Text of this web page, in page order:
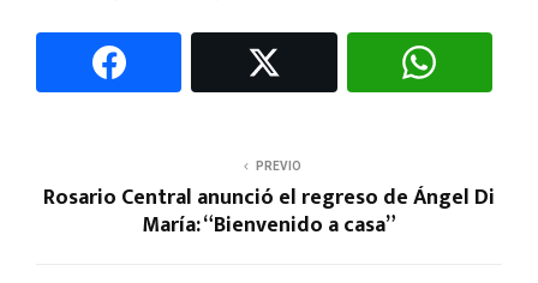
PREVIO
Rosario Central anunció el regreso de Ángel Di
María: “Bienvenido a casa”